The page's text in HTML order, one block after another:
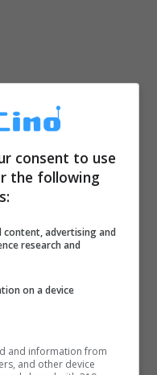
consent to use
the following
content, advertising and
research and
on a device
and information from
and other device